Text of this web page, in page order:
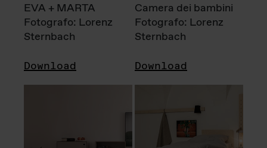
EVA + MARTA
Fotografo: Lorenz
Sternbach
Download
Camera dei bambini
Fotografo: Lorenz
Sternbach
Download